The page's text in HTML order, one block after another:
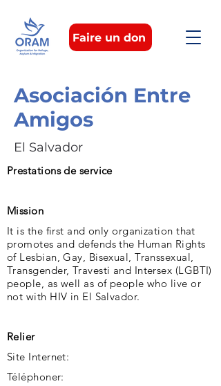
Faire un don
Asociación Entre
Amigos
El Salvador
Prestations de service
Mission
It is the first and only organization that
promotes and defends the Human Rights
of Lesbian, Gay, Bisexual, Transsexual,
Transgender, Travesti and Intersex (LGBTI)
people, as well as of people who live or
not with HIV in El Salvador.
Relier
Site Internet:
Téléphoner: